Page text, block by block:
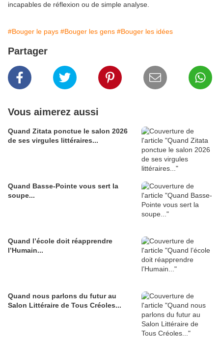
incapables de réflexion ou de simple analyse.
#Bouger le pays #Bouger les gens #Bouger les idées
Partager
Vous aimerez aussi
Quand Zitata ponctue le salon 2026
de ses virgules littéraires...
Quand Basse-Pointe vous sert la
soupe...
Quand l’école doit réapprendre
l’Humain...
Quand nous parlons du futur au
Salon Littéraire de Tous Créoles...